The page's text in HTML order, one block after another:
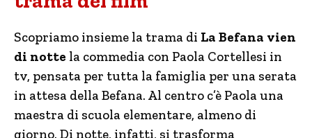
Scopriamo insieme la trama di La Befana vien
di notte la commedia con Paola Cortellesi in
tv, pensata per tutta la famiglia per una serata
in attesa della Befana. Al centro c’è Paola una
maestra di scuola elementare, almeno di
giorno. Di notte, infatti, si trasforma